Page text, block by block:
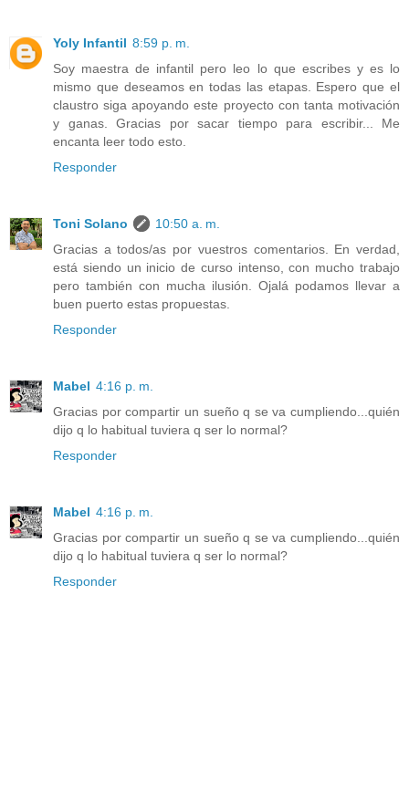
Yoly Infantil 8:59 p. m.
Soy maestra de infantil pero leo lo que escribes y es lo
mismo que deseamos en todas las etapas. Espero que el
claustro siga apoyando este proyecto con tanta motivación
y ganas. Gracias por sacar tiempo para escribir... Me
encanta leer todo esto.
Responder
Toni Solano
10:50 a. m.
Gracias a todos/as por vuestros comentarios. En verdad,
está siendo un inicio de curso intenso, con mucho trabajo
pero también con mucha ilusión. Ojalá podamos llevar a
buen puerto estas propuestas.
Responder
Mabel 4:16 p. m.
Gracias por compartir un sueño q se va cumpliendo...quién
dijo q lo habitual tuviera q ser lo normal?
Responder
Mabel 4:16 p. m.
Gracias por compartir un sueño q se va cumpliendo...quién
dijo q lo habitual tuviera q ser lo normal?
Responder